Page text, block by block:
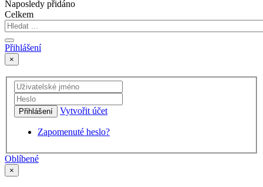
Naposledy přidáno
Celkem
Přihlášení
×
Přihlášení Vytvořit účet
Zapomenuté heslo?
Oblíbené
×